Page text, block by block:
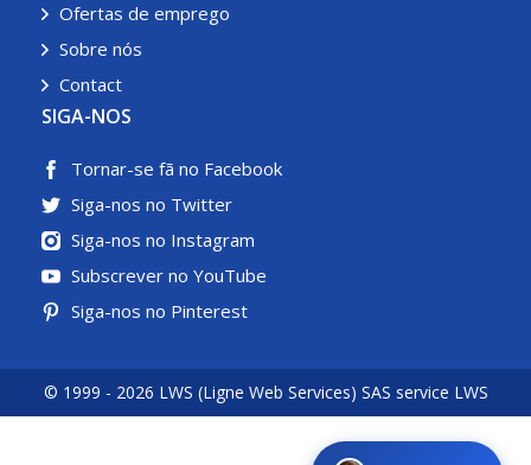
Ofertas de emprego
Sobre nós
Contact
SIGA-NOS
Tornar-se fã no Facebook
Siga-nos no Twitter
Siga-nos no Instagram
Subscrever no YouTube
Siga-nos no Pinterest
© 1999 - 2026 LWS (Ligne Web Services) SAS service LWS